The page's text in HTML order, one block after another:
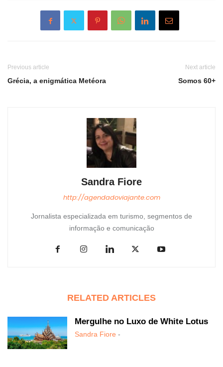
Previous article
Grécia, a enigmática Metéora
Next article
Somos 60+
Sandra Fiore
http://agendadoviajante.com
Jornalista especializada em turismo, segmentos de
informação e comunicação
RELATED ARTICLES
Mergulhe no Luxo de White Lotus
Sandra Fiore -